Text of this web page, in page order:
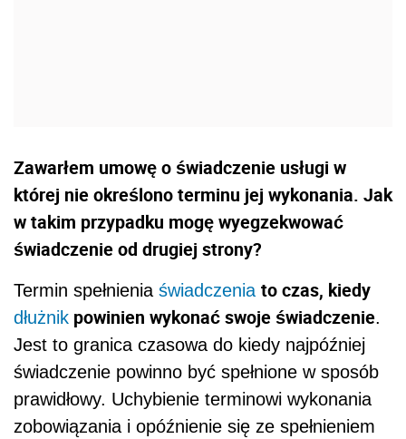
Zawarłem umowę o świadczenie usługi w
której nie określono terminu jej wykonania. Jak
w takim przypadku mogę wyegzekwować
świadczenie od drugiej strony?
Termin spełnienia świadczenia to czas, kiedy
dłużnik powinien wykonać swoje świadczenie.
Jest to granica czasowa do kiedy najpóźniej
świadczenie powinno być spełnione w sposób
prawidłowy. Uchybienie terminowi wykonania
zobowiązania i opóźnienie się ze spełnieniem